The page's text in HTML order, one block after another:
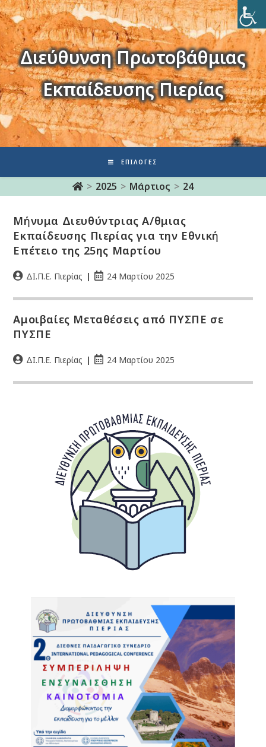
Διεύθυνση Πρωτοβάθμιας
Εκπαίδευσης Πιερίας
ΕΠΙΛΟΓΈΣ
> 2025 > Μάρτιος > 24
Μήνυμα Διευθύντριας Α/θμιας
Εκπαίδευσης Πιερίας για την Εθνική
Επέτειο της 25ης Μαρτίου
ΔΙ.Π.Ε. Πιερίας 24 Μαρτίου 2025
Αμοιβαίες Μεταθέσεις από ΠΥΣΠΕ σε
ΠΥΣΠΕ
ΔΙ.Π.Ε. Πιερίας 24 Μαρτίου 2025